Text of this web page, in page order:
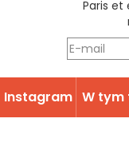
Paris et
Instagram W tym